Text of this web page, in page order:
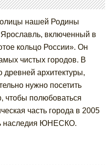
нашей Родины
включенный в
кольцо России». Он
чистых городов. В
древней архитектуры,
нужно посетить
чтобы полюбоваться
часть города в 2005
наследия ЮНЕСКО.